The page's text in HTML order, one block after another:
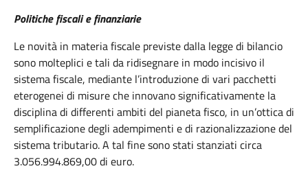
Politiche fiscali e finanziarie
Le novità in materia fiscale previste dalla legge di bilancio
sono molteplici e tali da ridisegnare in modo incisivo il
sistema fiscale, mediante l’introduzione di vari pacchetti
eterogenei di misure che innovano significativamente la
disciplina di differenti ambiti del pianeta fisco, in un’ottica di
semplificazione degli adempimenti e di razionalizzazione del
sistema tributario. A tal fine sono stati stanziati circa
3.056.994.869,00 di euro.